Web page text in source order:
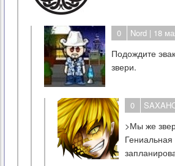
0 Nord | 18
Подождите
звери.
0
>Мы же
Гениальная